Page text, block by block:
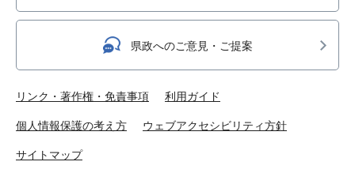
県政へのご意見・ご提案
リンク・著作権・免責事項 利用ガイド
個人情報保護の考え方 ウェブアクセシビリティ方針
サイトマップ